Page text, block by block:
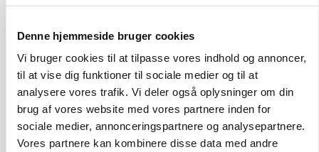
Denne hjemmeside bruger cookies
Vi bruger cookies til at tilpasse vores indhold og annoncer,
til at vise dig funktioner til sociale medier og til at
analysere vores trafik. Vi deler også oplysninger om din
brug af vores website med vores partnere inden for
sociale medier, annonceringspartnere og analysepartnere.
Vores partnere kan kombinere disse data med andre
Loading...